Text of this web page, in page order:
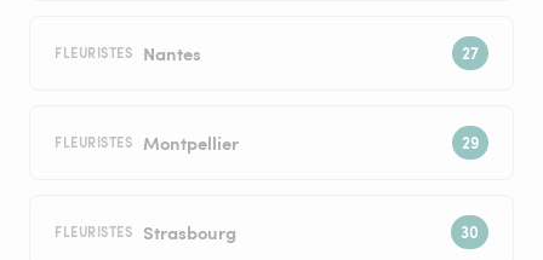
FLEURISTES Nantes
FLEURISTES Montpellier
FLEURISTES Strasbourg